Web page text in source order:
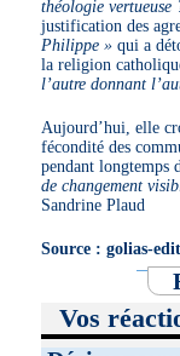
théologie vertueuse
justification des
Philippe » qui a
la religion
l’autre donnant
Aujourd’hui, elle
fécondité des
pendant longtemps
de changement
Sandrine Plaud
Source : golias-
Vos